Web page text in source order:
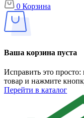
0 Корзина
Ваша корзина пуста
Исправить это
товар и нажмите
Перейти в каталог